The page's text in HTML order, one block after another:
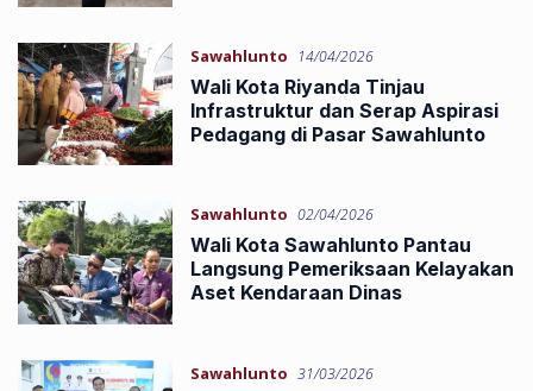
Sawahlunto 14/04/2026
Wali Kota Riyanda Tinjau
Infrastruktur dan Serap Aspirasi
Pedagang di Pasar Sawahlunto
Sawahlunto 02/04/2026
Wali Kota Sawahlunto Pantau
Langsung Pemeriksaan Kelayakan
Aset Kendaraan Dinas
Sawahlunto 31/03/2026